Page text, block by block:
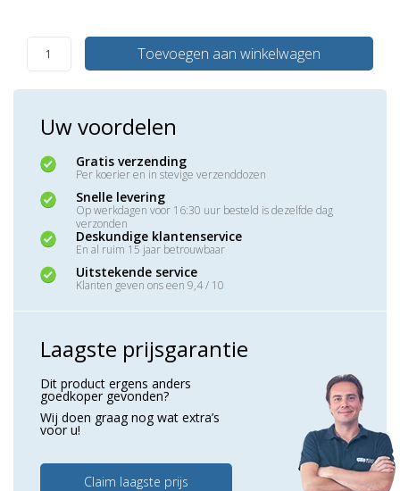
Toevoegen aan winkelwagen
Uw voordelen
Gratis verzending
Per koerier en in stevige verzenddozen
Snelle levering
Op werkdagen voor 16:30 uur besteld is dezelfde dag
verzonden
Deskundige klantenservice
En al ruim 15 jaar betrouwbaar
Uitstekende service
Klanten geven ons een 9,4 / 10
Laagste prijsgarantie
Dit product ergens anders
goedkoper gevonden?
Wij doen graag nog wat extra’s
voor u!
Claim laagste prijs